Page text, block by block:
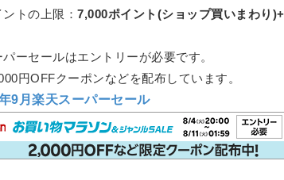
ントの上限：7,000ポイント(ショップ買いまわり
ーセールはエントリーが必要です。
円OFFクーポンなどを配布しています。
9月楽天スーパーセール